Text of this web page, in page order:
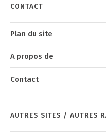
CONTACT
Plan du site
A propos de
Contact
AUTRES SITES / AUTRES